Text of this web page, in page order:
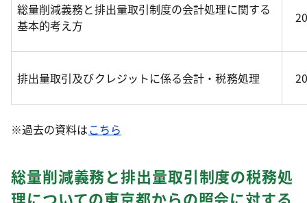
総量削減義務と排出量取引制度の会計処理に関する
基本的考え方
排出量取引及びクレジットに係る会計・税務処理
※過去の資料はこちら
総量削減義務と排出量取引制度の税務処
理についての東京都からの照会に対する